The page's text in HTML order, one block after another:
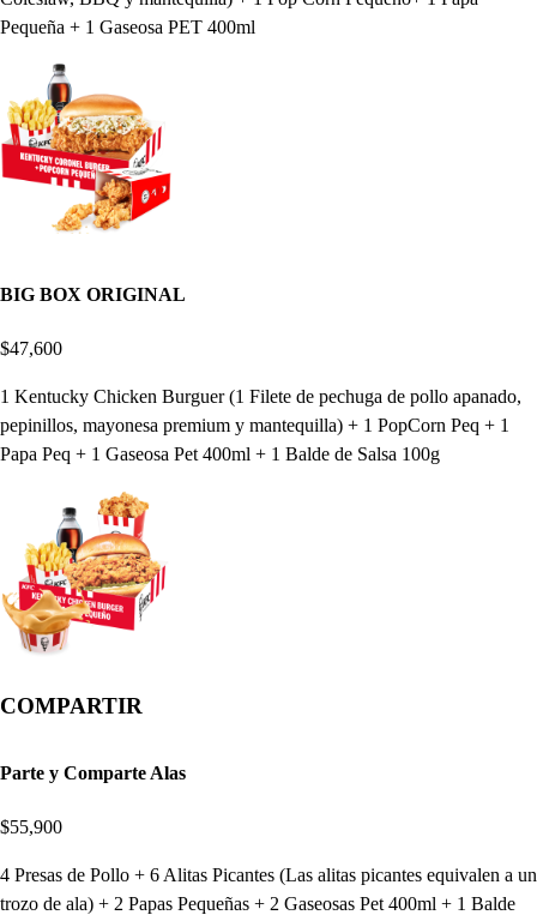
Pequeña + 1 Gaseosa PET 400ml
BIG BOX ORIGINAL
$47,600
1 Kentucky Chicken Burguer (1 Filete de pechuga de pollo apanado,
pepinillos, mayonesa premium y mantequilla) + 1 PopCorn Peq + 1
Papa Peq + 1 Gaseosa Pet 400ml + 1 Balde de Salsa 100g
COMPARTIR
Parte y Comparte Alas
$55,900
4 Presas de Pollo + 6 Alitas Picantes (Las alitas picantes equivalen a un
trozo de ala) + 2 Papas Pequeñas + 2 Gaseosas Pet 400ml + 1 Balde